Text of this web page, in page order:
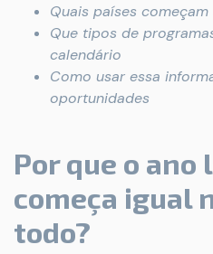
Quais países
Que tipos de
calendário
Como usar essa
oportunidades
Por que o ano
começa igual
todo?